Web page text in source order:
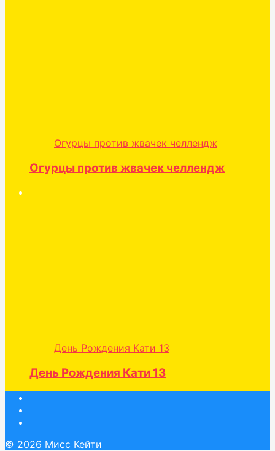
Огурцы против жвачек челлендж
Огурцы против жвачек челлендж
День Рождения Кати 13
День Рождения Кати 13
© 2026 Мисс Кейти